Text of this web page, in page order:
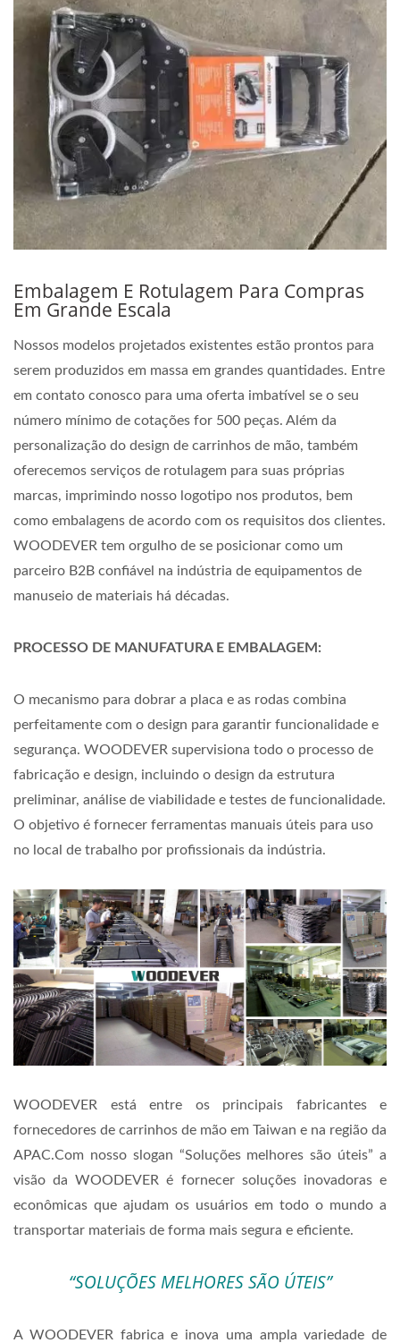
Embalagem E Rotulagem Para Compras
Em Grande Escala
Nossos modelos projetados existentes estão prontos para
serem produzidos em massa em grandes quantidades. Entre
em contato conosco para uma oferta imbatível se o seu
número mínimo de cotações for 500 peças. Além da
personalização do design de carrinhos de mão, também
oferecemos serviços de rotulagem para suas próprias
marcas, imprimindo nosso logotipo nos produtos, bem
como embalagens de acordo com os requisitos dos clientes.
WOODEVER tem orgulho de se posicionar como um
parceiro B2B confiável na indústria de equipamentos de
manuseio de materiais há décadas.
PROCESSO DE MANUFATURA E EMBALAGEM:
O mecanismo para dobrar a placa e as rodas combina
perfeitamente com o design para garantir funcionalidade e
segurança. WOODEVER supervisiona todo o processo de
fabricação e design, incluindo o design da estrutura
preliminar, análise de viabilidade e testes de funcionalidade.
O objetivo é fornecer ferramentas manuais úteis para uso
no local de trabalho por profissionais da indústria.
WOODEVER está entre os principais fabricantes e
fornecedores de carrinhos de mão em Taiwan e na região da
APAC.Com nosso slogan “Soluções melhores são úteis” a
visão da WOODEVER é fornecer soluções inovadoras e
econômicas que ajudam os usuários em todo o mundo a
transportar materiais de forma mais segura e eficiente.
“SOLUÇÕES MELHORES SÃO ÚTEIS”
A WOODEVER fabrica e inova uma ampla variedade de